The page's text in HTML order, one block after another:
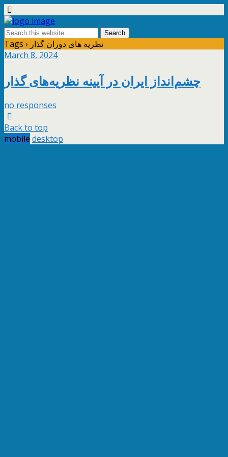
Tags › نظریه های دوران گذار
March 8, 2024
چشم‌انداز ایران در آیینه نظریه‌های گذار
no responses
Back to top
mobile desktop